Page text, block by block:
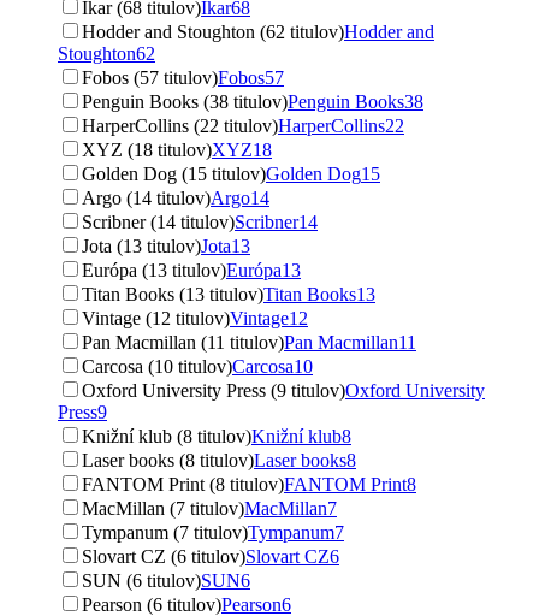
Ikar (68 titulov)Ikar68
Hodder and Stoughton (62 titulov)Hodder and
Stoughton62
Fobos (57 titulov)Fobos57
Penguin Books (38 titulov)Penguin Books38
HarperCollins (22 titulov)HarperCollins22
XYZ (18 titulov)XYZ18
Golden Dog (15 titulov)Golden Dog15
Argo (14 titulov)Argo14
Scribner (14 titulov)Scribner14
Jota (13 titulov)Jota13
Európa (13 titulov)Európa13
Titan Books (13 titulov)Titan Books13
Vintage (12 titulov)Vintage12
Pan Macmillan (11 titulov)Pan Macmillan11
Carcosa (10 titulov)Carcosa10
Oxford University Press (9 titulov)Oxford University
Press9
Knižní klub (8 titulov)Knižní klub8
Laser books (8 titulov)Laser books8
FANTOM Print (8 titulov)FANTOM Print8
MacMillan (7 titulov)MacMillan7
Tympanum (7 titulov)Tympanum7
Slovart CZ (6 titulov)Slovart CZ6
SUN (6 titulov)SUN6
Pearson (6 titulov)Pearson6